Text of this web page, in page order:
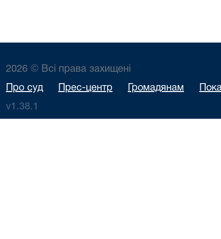
2026 © Всі права захищені
Про суд Прес-центр Громадянам
v1.38.1